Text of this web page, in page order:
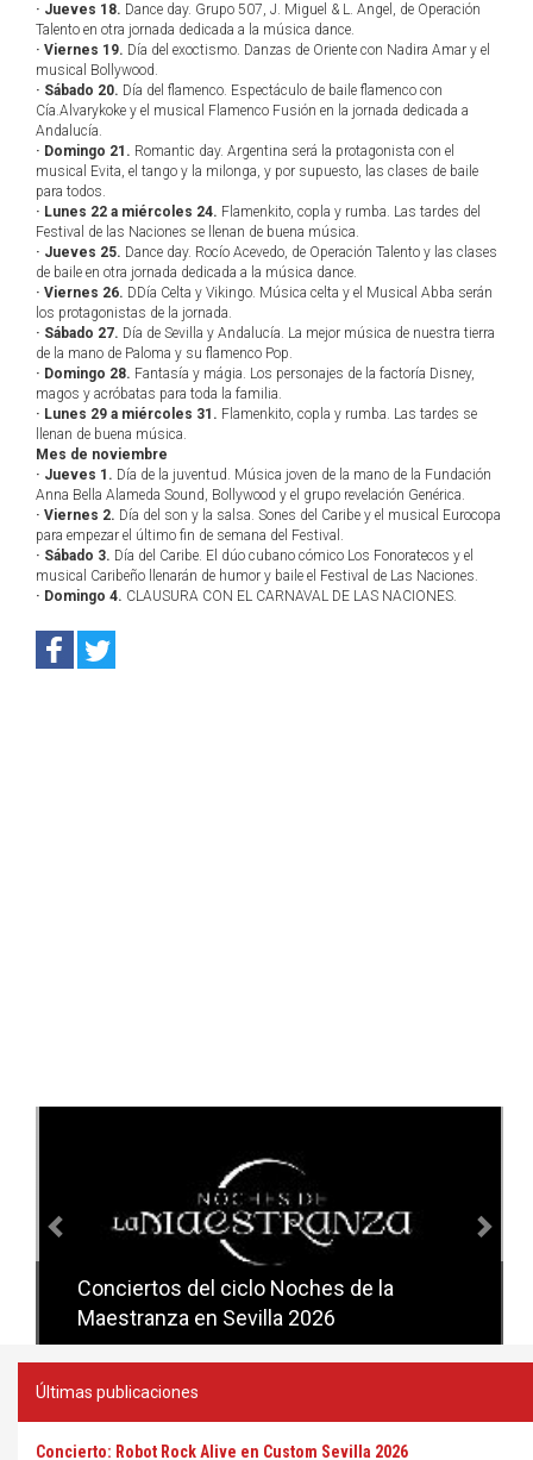
· Jueves 18. Dance day. Grupo 507, J. Miguel & L. Angel, de Operación
Talento en otra jornada dedicada a la música dance.
· Viernes 19. Día del exoctismo. Danzas de Oriente con Nadira Amar y el
musical Bollywood.
· Sábado 20. Día del flamenco. Espectáculo de baile flamenco con
Cía.Alvarykoke y el musical Flamenco Fusión en la jornada dedicada a
Andalucía.
· Domingo 21. Romantic day. Argentina será la protagonista con el
musical Evita, el tango y la milonga, y por supuesto, las clases de baile
para todos.
· Lunes 22 a miércoles 24. Flamenkito, copla y rumba. Las tardes del
Festival de las Naciones se llenan de buena música.
· Jueves 25. Dance day. Rocío Acevedo, de Operación Talento y las clases
de baile en otra jornada dedicada a la música dance.
· Viernes 26. DDía Celta y Vikingo. Música celta y el Musical Abba serán
los protagonistas de la jornada.
· Sábado 27. Día de Sevilla y Andalucía. La mejor música de nuestra tierra
de la mano de Paloma y su flamenco Pop.
· Domingo 28. Fantasía y mágia. Los personajes de la factoría Disney,
magos y acróbatas para toda la familia.
· Lunes 29 a miércoles 31. Flamenkito, copla y rumba. Las tardes se
llenan de buena música.
Mes de noviembre
· Jueves 1. Día de la juventud. Música joven de la mano de la Fundación
Anna Bella Alameda Sound, Bollywood y el grupo revelación Genérica.
· Viernes 2. Día del son y la salsa. Sones del Caribe y el musical Eurocopa
para empezar el último fin de semana del Festival.
· Sábado 3. Día del Caribe. El dúo cubano cómico Los Fonoratecos y el
musical Caribeño llenarán de humor y baile el Festival de Las Naciones.
· Domingo 4. CLAUSURA CON EL CARNAVAL DE LAS NACIONES.
Conciertos del ciclo Candlelight en
Sevilla
Últimas publicaciones
Concierto: Robot Rock Alive en Custom Sevilla 2026